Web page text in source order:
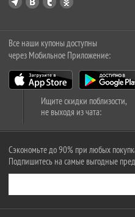
Все наши купоны доступны
через Мобильное Приложение:
Ищите скидки поблизости,
не выходя из чата:
Сэкономьте до 90% при любых
Подпишитесь на самые выгодные